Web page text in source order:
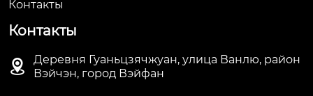
Контакты
Контакты

Деревня Гуаньцзячжуан, улица Ванлю, район
Вэйчэн, город Вэйфан